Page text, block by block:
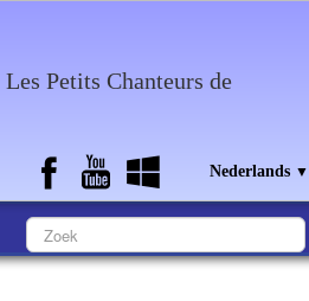
Petits Chanteurs de
Nederlands ▼